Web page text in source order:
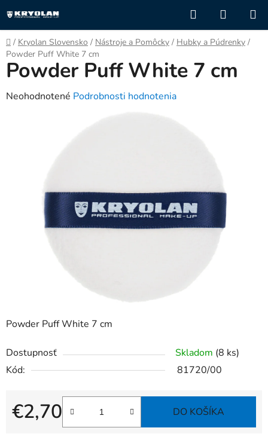
na
obsah
Hľadať
KOŠÍK
Domov
/ Kryolan Slovensko / Nástroje a Pomôcky / Hubky a Púdrenky /
Powder Puff White 7 cm
Powder Puff White 7 cm
Dostupnosť Skladom (8 ks)
Kód:
81720/00
€2,70
Jednotková cena:
DO KOŠÍKA
Powder Puff White 7 cm
Priemerné
hviezdičiek.
Neohodnotené Podrobnosti hodnotenia